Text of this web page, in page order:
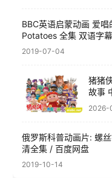
BBC英语启蒙动画 爱
Potatoes 全集 双语字
2019-07-04
猪猪
故事
中字
2026-
俄罗斯科普动画片: 螺
清全集 / 百度网盘
2019-10-14